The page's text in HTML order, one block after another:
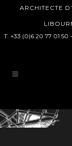
ARCHITECTE
T. +33 (0)6 20 77 01 50 -